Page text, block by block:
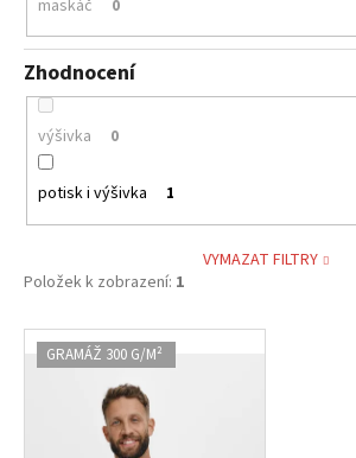
maskáč 0
Zhodnocení
výšivka 0
potisk i výšivka 1
VYMAZAT FILTRY
Položek k zobrazení: 1
V
ý GRAMÁŽ 300 G/M²